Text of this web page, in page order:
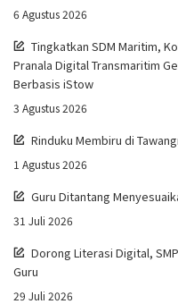
6 Agustus 2026
Tingkatkan SDM Maritim,
Pranala Digital Transmaritim
Berbasis iStow
3 Agustus 2026
Rinduku Membiru di
1 Agustus 2026
Guru Ditantang
31 Juli 2026
Dorong Literasi Digital,
Guru
29 Juli 2026